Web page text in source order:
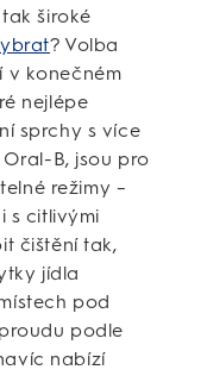
široké
? Volba
v konečném
nejlépe
sprchy s více
B, jsou pro
režimy –
s citlivými
čištění tak,
jídla
pod
podle
nabízí